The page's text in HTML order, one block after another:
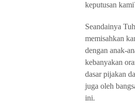
keputusan
Seandainya
memisahkan
dengan anak-
kebanyakan
dasar pijakan
juga oleh
ini.